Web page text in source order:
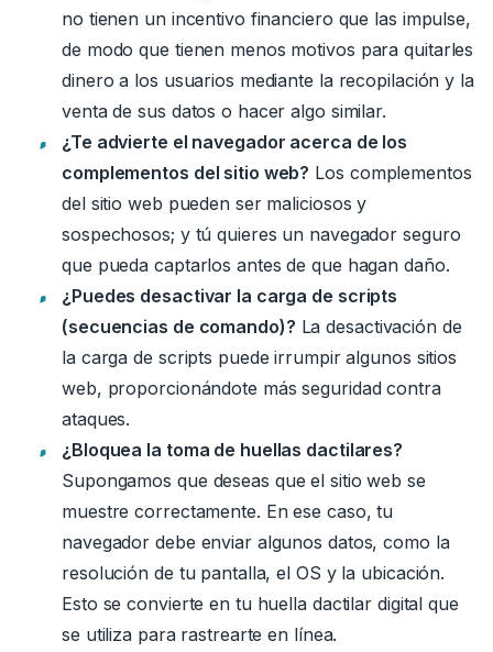
no tienen un incentivo financiero que las impulse,
de modo que tienen menos motivos para quitarles
dinero a los usuarios mediante la recopilación y la
venta de sus datos o hacer algo similar.
¿Te advierte el navegador acerca de los
complementos del sitio web? Los complementos
del sitio web pueden ser maliciosos y
sospechosos; y tú quieres un navegador seguro
que pueda captarlos antes de que hagan daño.
¿Puedes desactivar la carga de scripts
(secuencias de comando)? La desactivación de
la carga de scripts puede irrumpir algunos sitios
web, proporcionándote más seguridad contra
ataques.
¿Bloquea la toma de huellas dactilares?
Supongamos que deseas que el sitio web se
muestre correctamente. En ese caso, tu
navegador debe enviar algunos datos, como la
resolución de tu pantalla, el OS y la ubicación.
Esto se convierte en tu huella dactilar digital que
se utiliza para rastrearte en línea.